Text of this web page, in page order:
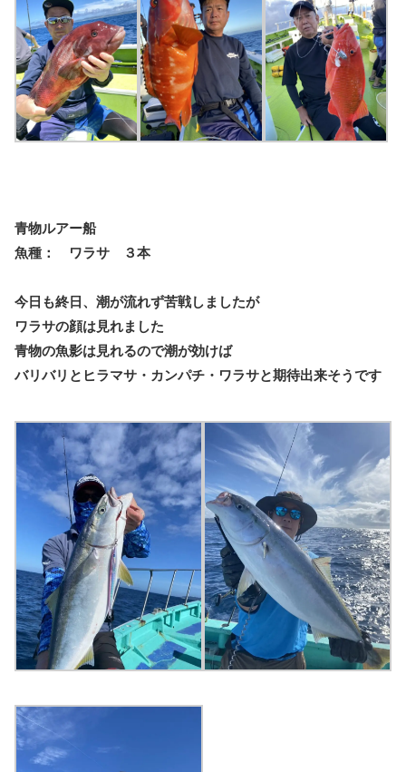
青物ルアー船
魚種： ワラサ ３本
今日も終日、潮が流れず苦戦しましたが
ワラサの顔は見れました
青物の魚影は見れるので潮が効けば
バリバリとヒラマサ・カンパチ・ワラサと期待出来そうです